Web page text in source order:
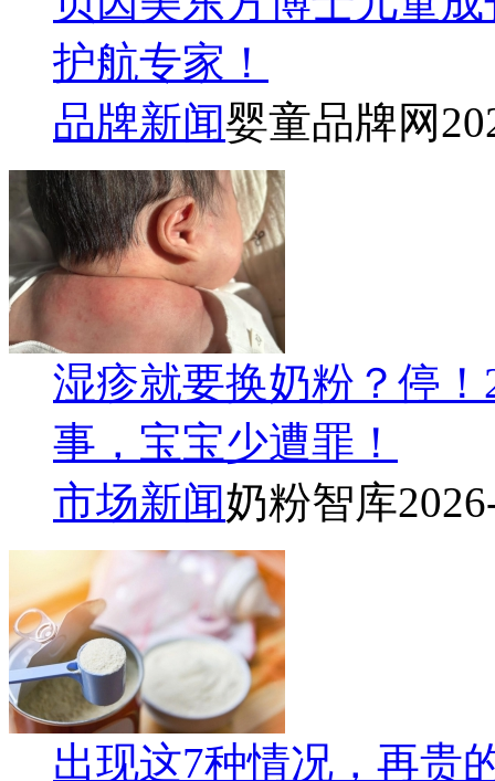
护航专家！
品牌新闻婴童品牌网
湿疹就要换奶粉？停
事，宝宝少遭罪！
市场新闻奶粉智库
出现这7种情况，再贵